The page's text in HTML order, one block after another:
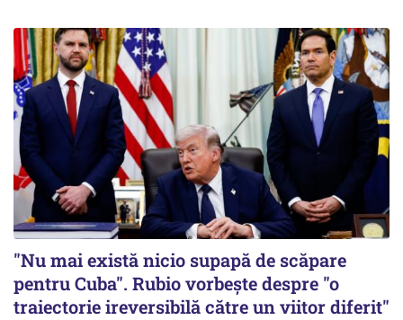
"Nu mai există nicio supapă de scăpare
pentru Cuba". Rubio vorbește despre "o
traiectorie ireversibilă către un viitor diferit"